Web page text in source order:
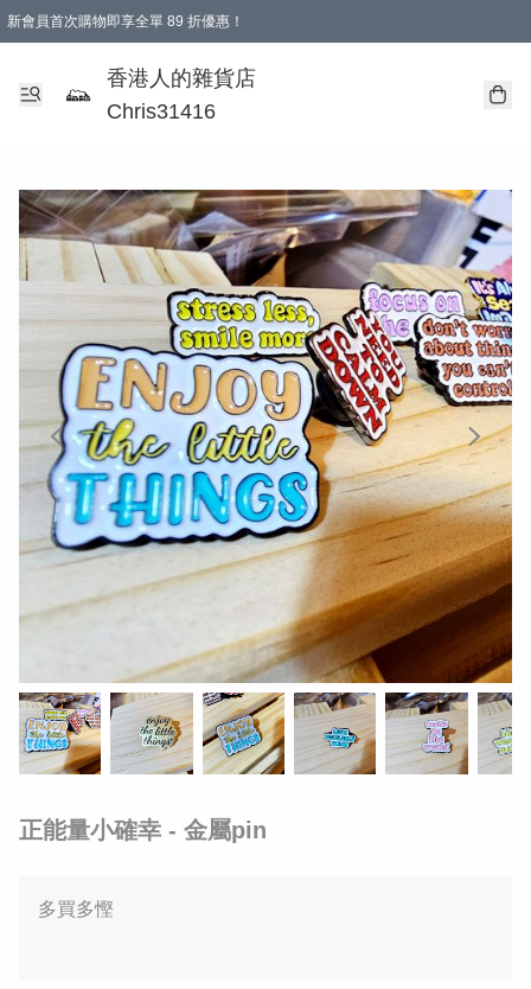
新會員首次購物即享全單 89 折優惠！
購物滿 HKD 499.00即享免運費優惠！（適用於 本地送貨、本地取貨 )
【滿 $300 專屬驚喜：無聲信物（最後一批）】
香港人的雜貨店
Chris31416
正能量小確幸 - 金屬pin
多買多慳